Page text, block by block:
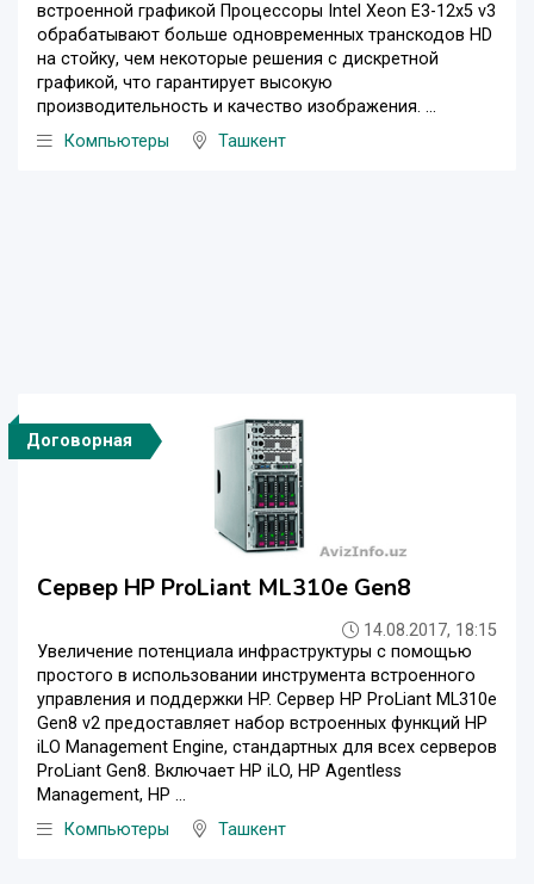
встроенной графикой Процессоры Intel Xeon E3-12x5 v3
обрабатывают больше одновременных транскодов HD
на стойку, чем некоторые решения с дискретной
графикой, что гарантирует высокую
производительность и качество изображения. ...
Компьютеры
Ташкент
Договорная
Сервер HP ProLiant ML310e Gen8
14.08.2017, 18:15
Увеличение потенциала инфраструктуры с помощью
простого в использовании инструмента встроенного
управления и поддержки HP. Сервер HP ProLiant ML310e
Gen8 v2 предоставляет набор встроенных функций HP
iLO Management Engine, стандартных для всех серверов
ProLiant Gen8. Включает HP iLO, HP Agentless
Management, HP ...
Компьютеры
Ташкент